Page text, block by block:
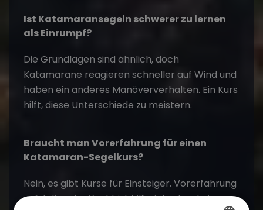
Ist Katamaransegeln schwerer zu lernen
als Einrumpf?
Die Grundlagen sind ähnlich, doch
Katamarane reagieren schneller auf Wind und
haben ein anderes Manöververhalten. Ein Kurs
hilft, diese Unterschiede zu meistern.
Braucht man Vorerfahrung für einen
Katamaran-Segelkurs?
Nein, es gibt Kurse für Einsteiger. Vorerfahrung
auf Jolle oder Yacht ist hilfreich, aber kein